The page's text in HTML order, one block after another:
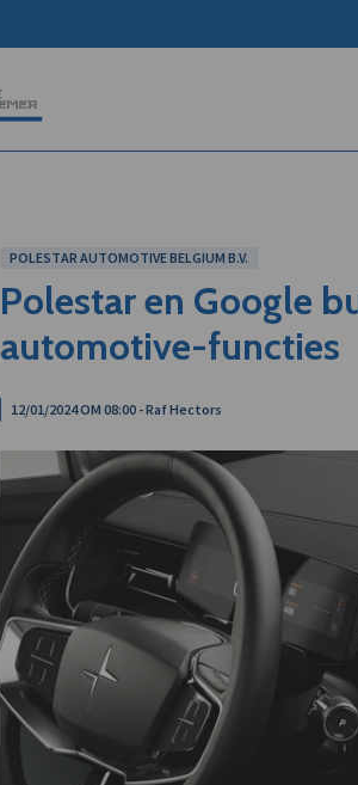
POLESTAR AUTOMOTIVE BELGIUM B.V.
Polestar en Google
automotive-functies
12/01/2024 OM 08:00 - Raf Hectors